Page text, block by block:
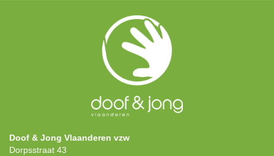
Doof & Jong Vlaanderen vzw
Dorpsstraat 43